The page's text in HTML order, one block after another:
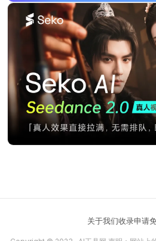
关于我们收录申请